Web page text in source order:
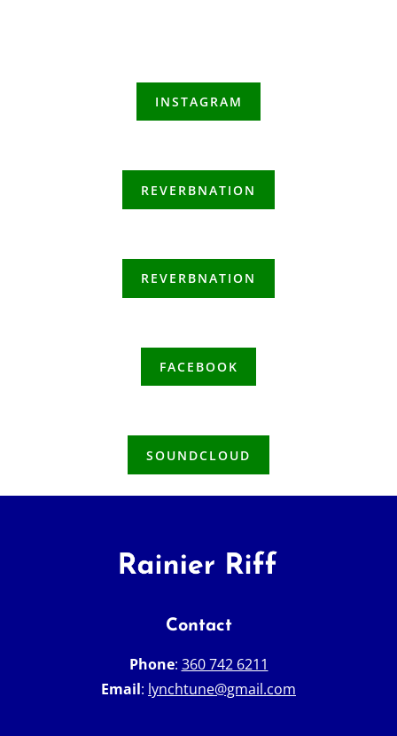
INSTAGRAM
REVERBNATION
REVERBNATION
FACEBOOK
SOUNDCLOUD
Contact
Phone: 360 742 6211
Email: lynchtune@gmail.com